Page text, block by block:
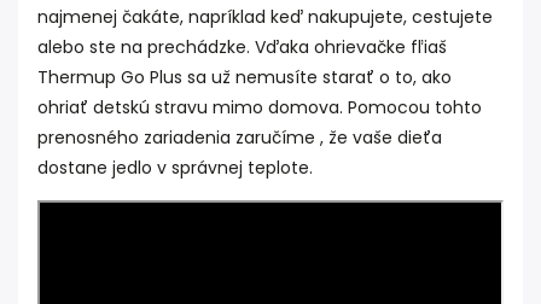
najmenej čakáte, napríklad keď nakupujete, cestujete
alebo ste na prechádzke. Vďaka ohrievačke fľiaš
Thermup Go Plus sa už nemusíte starať o to, ako
ohriať detskú stravu mimo domova. Pomocou tohto
prenosného zariadenia zaručíme , že vaše dieťa
dostane jedlo v správnej teplote.